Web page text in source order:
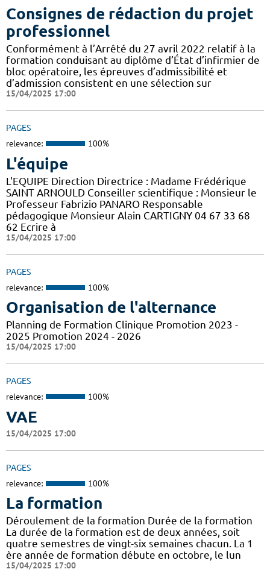
Consignes de rédaction du projet
professionnel
Conformément à l’Arrêté du 27 avril 2022 relatif à la
formation conduisant au diplôme d’État d’infirmier de
bloc opératoire, les épreuves d’admissibilité et
d’admission consistent en une sélection sur
15/04/2025 17:00
PAGES
relevance: 100%
L'équipe
L'EQUIPE Direction Directrice : Madame Frédérique
SAINT ARNOULD Conseiller scientifique : Monsieur le
Professeur Fabrizio PANARO Responsable
pédagogique Monsieur Alain CARTIGNY 04 67 33 68
62 Ecrire à
15/04/2025 17:00
PAGES
relevance: 100%
Organisation de l'alternance
Planning de Formation Clinique Promotion 2023 -
2025 Promotion 2024 - 2026
15/04/2025 17:00
PAGES
relevance: 100%
VAE
15/04/2025 17:00
PAGES
relevance: 100%
La formation
Déroulement de la formation Durée de la formation
La durée de la formation est de deux années, soit
quatre semestres de vingt-six semaines chacun. La 1
ère année de formation débute en octobre, le lun
15/04/2025 17:00